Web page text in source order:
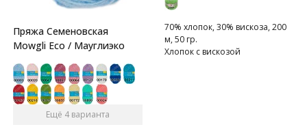
Пряжа Семеновская
Mowgli Eco / Мауглиэко
Ещё 4 варианта
70% хлопок, 30% вискоза, 200
м, 50 гр.
Хлопок с вискозой